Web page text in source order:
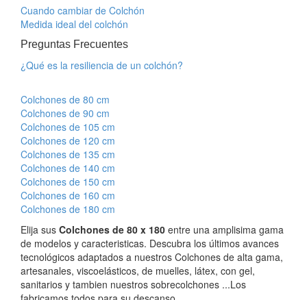
Cuando cambiar de Colchón
Medida ideal del colchón
Preguntas Frecuentes
¿Qué es la resiliencia de un colchón?
Colchones de 80 cm
Colchones de 90 cm
Colchones de 105 cm
Colchones de 120 cm
Colchones de 135 cm
Colchones de 140 cm
Colchones de 150 cm
Colchones de 160 cm
Colchones de 180 cm
Elija sus Colchones de 80 x 180 entre una amplisima gama
de modelos y caracteristicas. Descubra los últimos avances
tecnológicos adaptados a nuestros Colchones de alta gama,
artesanales, viscoelásticos, de muelles, látex, con gel,
sanitarios y tambien nuestros sobrecolchones ...Los